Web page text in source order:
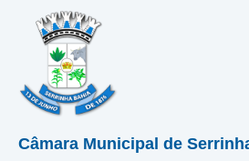
Câmara Municipal de